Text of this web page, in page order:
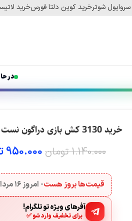
شوترخرید کوین دلتا فورسخرید
در
خرید 3130 کش بازی دراگون نست ام کلاسیک
1.140.000 تومان 950.000
قیمت‌ها بروز هست- امروز۱۶ مرداد ۱۴۰۵
آفرهای ویژه تو تلگرام!
برای تخفیف وارد شو ✅